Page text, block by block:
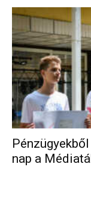
nap a